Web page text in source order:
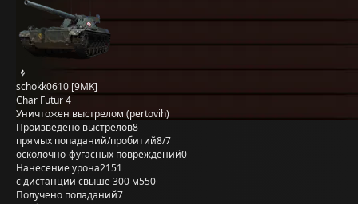
schokk0610 [9MK]
Char Futur 4
Уничтожен выстрелом (pertovih)
Произведено выстрелов8
прямых попаданий/пробитий8/7
осколочно-фугасных повреждений0
Нанесение урона2151
с дистанции свыше 300 м550
Получено попаданий7